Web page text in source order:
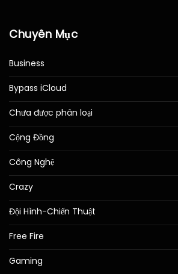
Chuyên Mục
Business
Bypass iCloud
Chưa được phân loại
Cộng Đồng
Công Nghệ
Crazy
Đội Hình-Chiến Thuật
Free Fire
Gaming